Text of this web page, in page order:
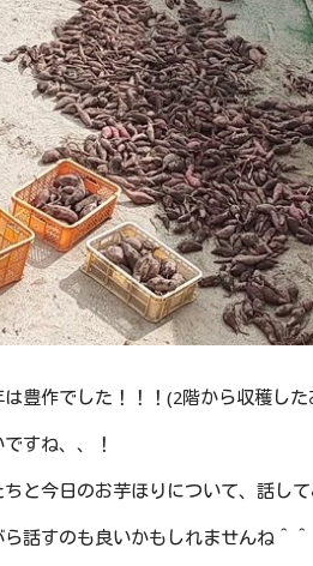
豊作でした！！！(2階から収穫し
すね、、！
と今日のお芋ほりについて、話して
話すのも良いかもしれませんね＾＾